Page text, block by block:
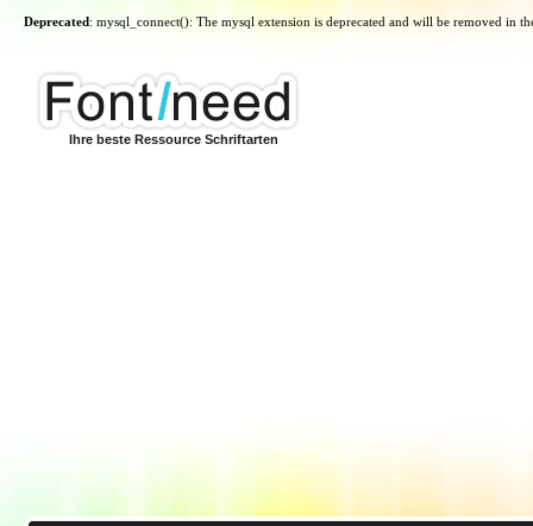
Deprecated: mysql_connect(): The mysql extension is deprecated and will be removed in
Ihre beste Ressource Schriftarten